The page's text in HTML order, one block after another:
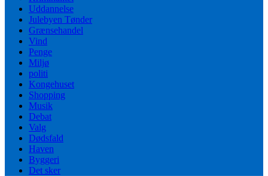
Uddannelse
Julebyen Tønder
Grænsehandel
Vind
Penge
Miljø
politi
Kongehuset
Shopping
Musik
Debat
Valg
Dødsfald
Haven
Byggeri
Det sker